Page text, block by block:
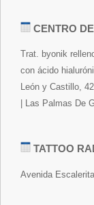
CENTRO
Trat. byonik
con ácido
León y Castillo,
| Las Palmas De
TATTOO
Avenida